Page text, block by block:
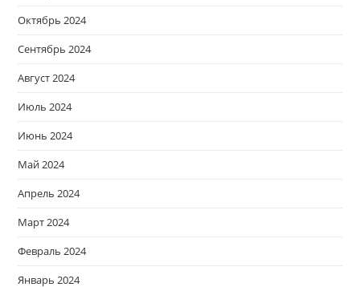
Октябрь 2024
Сентябрь 2024
Август 2024
Июль 2024
Июнь 2024
Май 2024
Апрель 2024
Март 2024
Февраль 2024
Январь 2024